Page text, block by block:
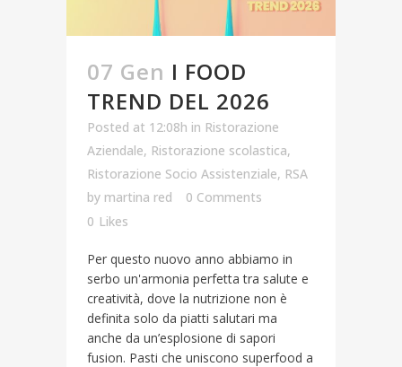
07 Gen I FOOD
TREND DEL 2026
Posted at 12:08h in Ristorazione
Aziendale, Ristorazione scolastica,
Ristorazione Socio Assistenziale, RSA
by martina red
0 Comments
0 Likes
Per questo nuovo anno abbiamo in
serbo un'armonia perfetta tra salute e
creatività, dove la nutrizione non è
definita solo da piatti salutari ma
anche da un’esplosione di sapori
fusion. Pasti che uniscono superfood a